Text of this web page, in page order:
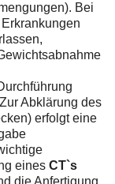
Bei
Abklärung des
erfolgt eine
eines CT`s
die Anfertigung